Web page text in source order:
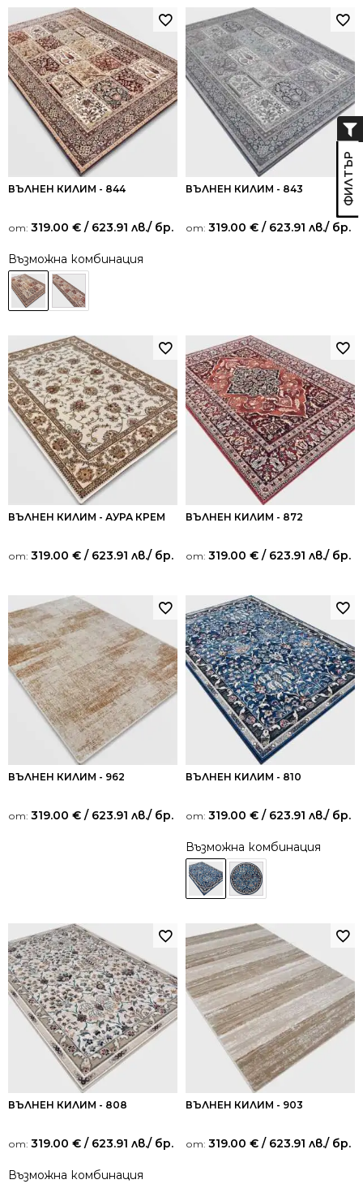
ВЪЛНЕН КИЛИМ - 844
от: 319.00 € / 623.91 лв./ бр.
Възможна комбинация
ВЪЛНЕН КИЛИМ - 843
от: 319.00 € / 623.91 лв./ бр.
ВЪЛНЕН КИЛИМ - АУРА КРЕМ
от: 319.00 € / 623.91 лв./ бр.
ВЪЛНЕН КИЛИМ - 872
от: 319.00 € / 623.91 лв./ бр.
ВЪЛНЕН КИЛИМ - 962
от: 319.00 € / 623.91 лв./ бр.
ВЪЛНЕН КИЛИМ - 810
от: 319.00 € / 623.91 лв./ бр.
Възможна комбинация
ВЪЛНЕН КИЛИМ - 808
от: 319.00 € / 623.91 лв./ бр.
Възможна комбинация
ВЪЛНЕН КИЛИМ - 903
от: 319.00 € / 623.91 лв./ бр.